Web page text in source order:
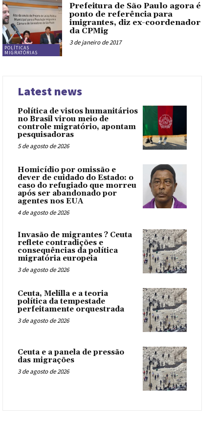
POLÍTICAS
MIGRATÓRIAS
Prefeitura de São Paulo agora é
ponto de referência para
imigrantes, diz ex-coordenador
da CPMig
3 de janeiro de 2017
Latest news
Política de vistos humanitários
no Brasil virou meio de
controle migratório, apontam
pesquisadoras
5 de agosto de 2026
Homicídio por omissão e
dever de cuidado do Estado: o
caso do refugiado que morreu
após ser abandonado por
agentes nos EUA
4 de agosto de 2026
Invasão de migrantes ? Ceuta
reflete contradições e
consequências da política
migratória europeia
3 de agosto de 2026
Ceuta, Melilla e a teoria
política da tempestade
perfeitamente orquestrada
3 de agosto de 2026
Ceuta e a panela de pressão
das migrações
3 de agosto de 2026